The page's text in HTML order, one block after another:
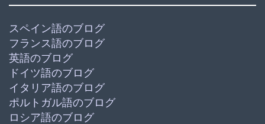
スペイン語のブログ
フランス語のブログ
英語のブログ
ドイツ語のブログ
イタリア語のブログ
ポルトガル語のブログ
ロシア語のブログ